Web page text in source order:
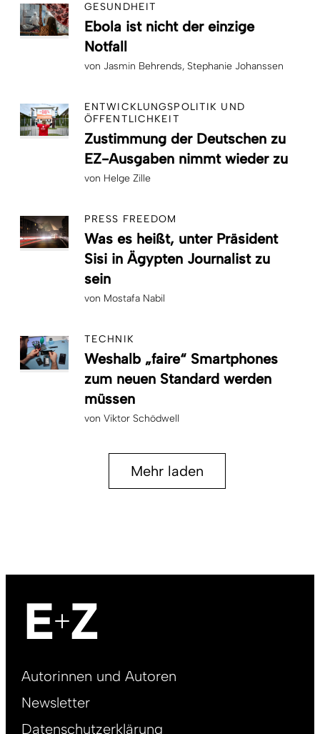
GESUNDHEIT
Ebola ist nicht der einzige
Notfall
von Jasmin Behrends Stephanie Johanssen
ENTWICKLUNGSPOLITIK UND
ÖFFENTLICHKEIT
Zustimmung der Deutschen zu
EZ-Ausgaben nimmt wieder zu
von Helge Zille
PRESS FREEDOM
Was es heißt, unter Präsident
Sisi in Ägypten Journalist zu
sein
von Mostafa Nabil
TECHNIK
Weshalb „faire“ Smartphones
zum neuen Standard werden
müssen
von Viktor Schödwell
Mehr laden
Footer
DE
Autorinnen und Autoren
Newsletter
Datenschutzerklärung